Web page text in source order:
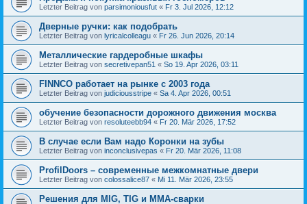
Letzter Beitrag von parsimoniousfut « Fr 3. Jul 2026, 12:12
Дверные ручки: как подобрать
Letzter Beitrag von lyricalcolleagu « Fr 26. Jun 2026, 20:14
Металлические гардеробные шкафы
Letzter Beitrag von secretivepan51 « So 19. Apr 2026, 03:11
FINNCO работает на рынке с 2003 года
Letzter Beitrag von judiciousstripe « Sa 4. Apr 2026, 00:51
обучение безопасности дорожного движения москва
Letzter Beitrag von resoluteebb94 « Fr 20. Mär 2026, 17:52
В случае если Вам надо Коронки на зубы
Letzter Beitrag von inconclusivepas « Fr 20. Mär 2026, 11:08
ProfilDoors – современные межкомнатные двери
Letzter Beitrag von colossalice87 « Mi 11. Mär 2026, 23:55
Решения для MIG, TIG и MMA-сварки